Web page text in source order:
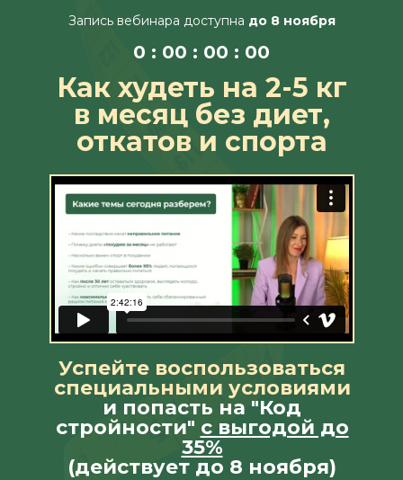
Как худеть на 2-5 кг
в месяц без диет,
откатов и спорта
Успейте воспользоваться
специальными условиями
и попасть на "Код
стройности" с выгодой до
35%
(действует до 8 ноября)
Запись вебинара доступна до 8 ноября
0 : 00 : 00 : 00